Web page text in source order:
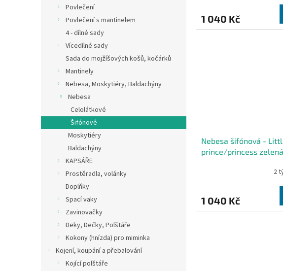
Povlečení
Povlečení s mantinelem
4 - dílné sady
Vícedílné sady
Sada do mojžíšových košů, kočárků
Mantinely
Nebesa, Moskytiéry, Baldachýny
Nebesa
Celolátkové
Šifónové
Moskytiéry
Baldachýny
KAPSÁŘE
Prostěradla, volánky
Doplňky
Spací vaky
Zavinovačky
Deky, Dečky, Polštáře
Kokony (hnízda) pro miminka
Kojení, koupání a přebalování
Kojící polštáře
1 040 Kč
Nebesa šifónová -
prince/princess zelená
2
1 040 Kč